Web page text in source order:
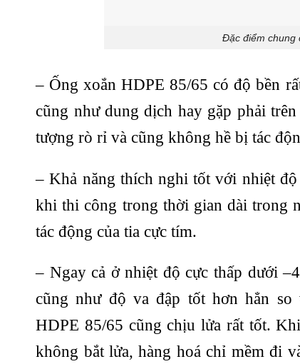
Đặc điểm chung
– Ống xoắn HDPE 85/65 có độ bền
cũng như dung dịch hay gặp phải
tượng rò rỉ và cũng không hề bị tác
– Khả năng thích nghi tốt với nhiệt
khi thi công trong thời gian dài trong
tác động của tia cực tím.
– Ngay cả ở nhiệt độ cực thấp dưới
cũng như độ va đập tốt hơn hẳn so
HDPE 85/65 cũng chịu lửa rất tốt.
không bắt lửa, hàng hoá chỉ mềm đi